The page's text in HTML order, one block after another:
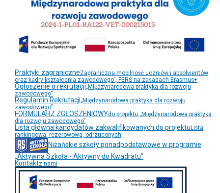
Praktyki zagraniczneZagraniczna mobilność uczniów i absolwentów
oraz kadry kształcenia zawodowego”, FERS na zasadach Erasmus+
Ogłoszenie o rekrutacji„Międzynarodowa praktyka dla rozwoju
zawodowego”
Regulamin Rekrutacji„Międzynarodowa praktyka dla rozwoju
zawodowego”
FORMULARZ ZGŁOSZENIOWYdo projektu „Międzynarodowa praktyka
dla rozwoju zawodowego”
Lista główna kandydatów zakwalifikowanych do projektu Lista
rankingowa, rezerowowa, odrzuconych
Niżańskie szkoły ponadpodstawowe w programie
„Aktywna Szkoła - Aktywny do Kwadratu”
Kontaktz nami